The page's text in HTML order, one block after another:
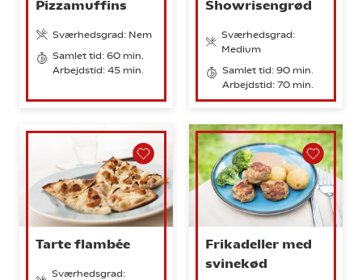
Pizzamuffins
Sværhedsgrad: Nem
Samlet tid: 60 min.
Arbejdstid: 45 min.
Showrisengrød
Sværhedsgrad:
Medium
Samlet tid: 90 min.
Arbejdstid: 70 min.
Tarte flambée
Sværhedsgrad:
Frikadeller med
svinekød